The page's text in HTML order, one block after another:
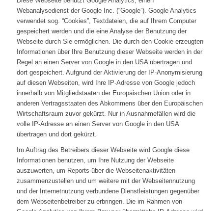
Webanalysedienst der Google Inc. (“Google”). Google Analytics
verwendet sog. “Cookies”, Textdateien, die auf Ihrem Computer
gespeichert werden und die eine Analyse der Benutzung der
Webseite durch Sie ermöglichen. Die durch den Cookie erzeugten
Informationen über Ihre Benutzung dieser Webseite werden in der
Regel an einen Server von Google in den USA übertragen und
dort gespeichert. Aufgrund der Aktivierung der IP-Anonymisierung
auf diesen Webseiten, wird Ihre IP-Adresse von Google jedoch
innerhalb von Mitgliedstaaten der Europäischen Union oder in
anderen Vertragsstaaten des Abkommens über den Europäischen
Wirtschaftsraum zuvor gekürzt. Nur in Ausnahmefällen wird die
volle IP-Adresse an einen Server von Google in den USA
übertragen und dort gekürzt.
Im Auftrag des Betreibers dieser Webseite wird Google diese
Informationen benutzen, um Ihre Nutzung der Webseite
auszuwerten, um Reports über die Webseitenaktivitäten
zusammenzustellen und um weitere mit der Webseitennutzung
und der Internetnutzung verbundene Dienstleistungen gegenüber
dem Webseitenbetreiber zu erbringen. Die im Rahmen von